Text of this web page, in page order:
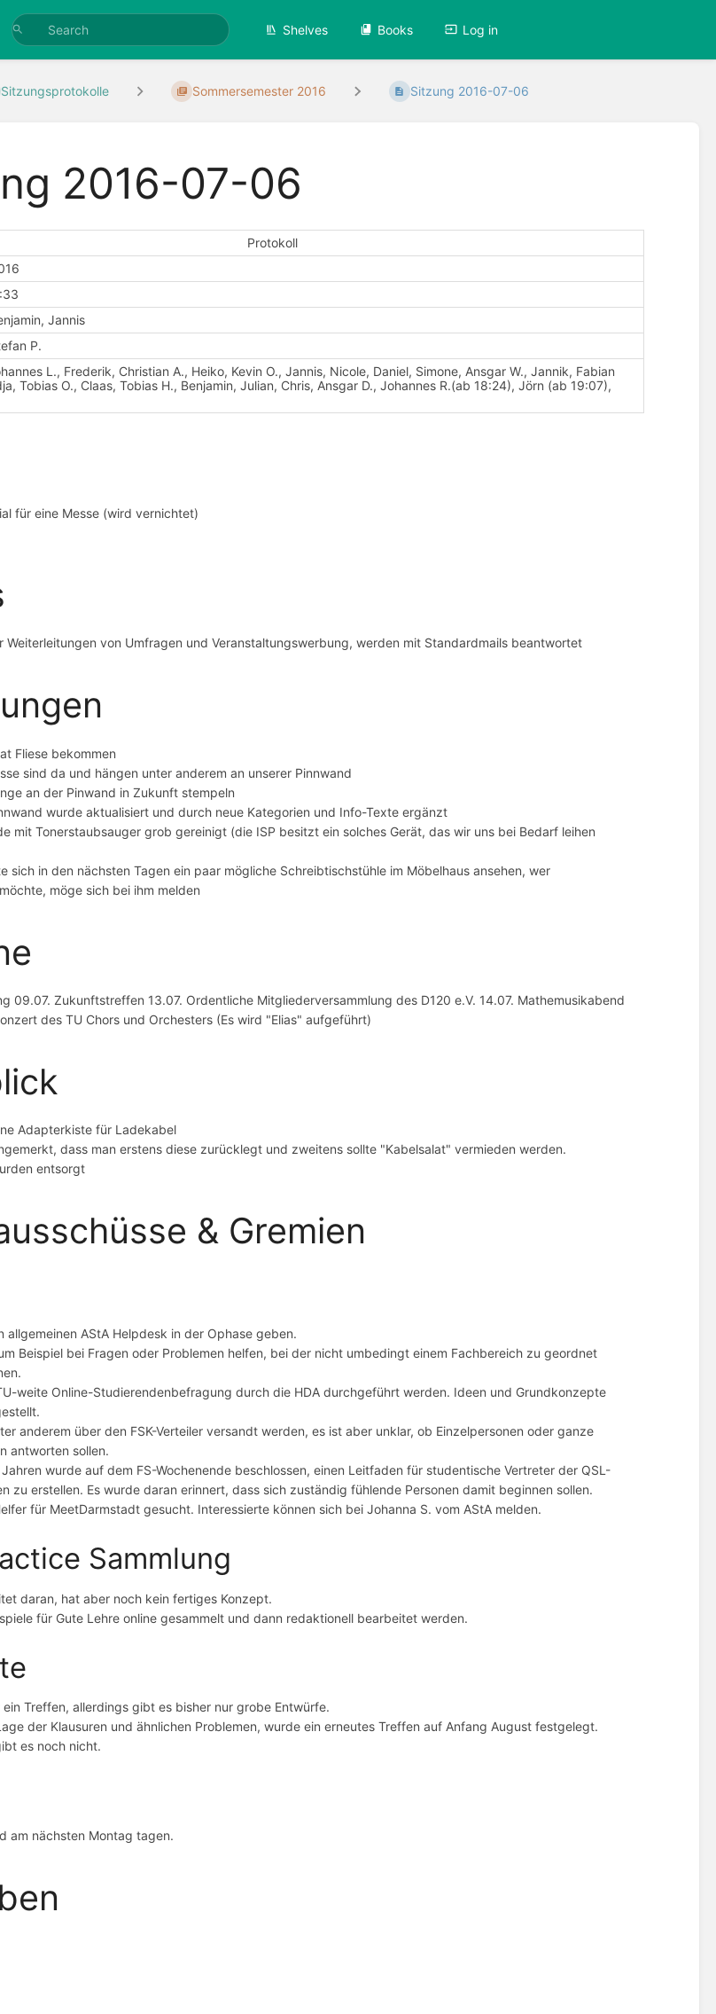
Shelves Books Log in
Sitzungsprotokolle Sommersemester 2016 Sitzung 2016-07-06
2016-07-06
Protokoll
Jannis
P.
L., Frederik, Christian A., Heiko, Kevin O., Jannis, Nicole, Daniel, Simone, Ansgar W., Jannik, Fabian
Tobias O., Claas, Tobias H., Benjamin, Julian, Chris, Ansgar D., Johannes R.(ab 18:24), Jörn (ab 19:07),
für eine Messe (wird vernichtet)
Weiterleitungen von Umfragen und Veranstaltungswerbung, werden mit Standardmails beantwortet
Fliese bekommen
sind da und hängen unter anderem an unserer Pinnwand
an der Pinwand in Zukunft stempeln
wurde aktualisiert und durch neue Kategorien und Info-Texte ergänzt
mit Tonerstaubsauger grob gereinigt (die ISP besitzt ein solches Gerät, das wir uns bei Bedarf leihen
sich in den nächsten Tagen ein paar mögliche Schreibtischstühle im Möbelhaus ansehen, wer
möge sich bei ihm melden
09.07. Zukunftstreffen 13.07. Ordentliche Mitgliederversammlung des D120 e.V. 14.07. Mathemusikabend
des TU Chors und Orchesters (Es wird "Elias" aufgeführt)
Adapterkiste für Ladekabel
dass man erstens diese zurücklegt und zweitens sollte "Kabelsalat" vermieden werden.
entsorgt
& Gremien
allgemeinen AStA Helpdesk in der Ophase geben.
Beispiel bei Fragen oder Problemen helfen, bei der nicht umbedingt einem Fachbereich zu geordnet
weite Online-Studierendenbefragung durch die HDA durchgeführt werden. Ideen und Grundkonzepte
anderem über den FSK-Verteiler versandt werden, es ist aber unklar, ob Einzelpersonen oder ganze
antworten sollen.
wurde auf dem FS-Wochenende beschlossen, einen Leitfaden für studentische Vertreter der QSL-
zu erstellen. Es wurde daran erinnert, dass sich zuständig fühlende Personen damit beginnen sollen.
für MeetDarmstadt gesucht. Interessierte können sich bei Johanna S. vom AStA melden.
Sammlung
daran, hat aber noch kein fertiges Konzept.
für Gute Lehre online gesammelt und dann redaktionell bearbeitet werden.
ein Treffen, allerdings gibt es bisher nur grobe Entwürfe.
der Klausuren und ähnlichen Problemen, wurde ein erneutes Treffen auf Anfang August festgelegt.
es noch nicht.
am nächsten Montag tagen.